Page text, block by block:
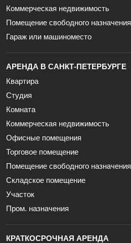
Коммерческая недвижимость
Помещение свободного назначения
Гараж или машиноместо
АРЕНДА В САНКТ-ПЕТЕРБУРГЕ
Квартира
Студия
Комната
Коммерческая недвижимость
Офисные помещения
Торговое помещение
Помещение свободного назначения
Складское помещение
Участок
Пром. назначения
КРАТКОСРОЧНАЯ АРЕНДА